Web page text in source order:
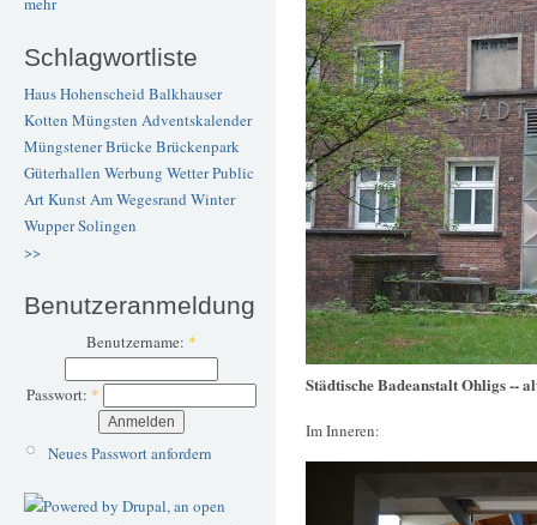
Schlagwortliste
Haus Hohenscheid Balkhauser
Kotten Müngsten Adventskalender
Müngstener BrückeBrückenpark
Güterhallen Werbung WetterPublic
ArtKunstAm Wegesrand Winter
WupperSolingen
>>
Benutzeranmeldung
Benutzername: *
Passwort: *
Neues Passwort anfordern
Städtische Badeanstalt Ohligs --
Im Inneren: